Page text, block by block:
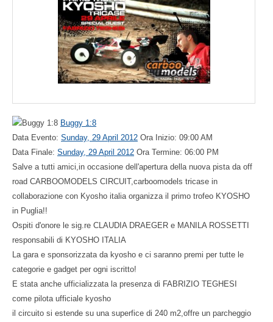
Buggy 1:8
Data Evento: Sunday, 29 April 2012 Ora Inizio: 09:00 AM
Data Finale: Sunday, 29 April 2012 Ora Termine: 06:00 PM
Salve a tutti amici,in occasione dell'apertura della nuova pista da off
road CARBOOMODELS CIRCUIT,carboomodels tricase in
collaborazione con Kyosho italia organizza il primo trofeo KYOSHO
in Puglia!!
Ospiti d'onore le sig.re CLAUDIA DRAEGER e MANILA ROSSETTI
responsabili di KYOSHO ITALIA
La gara e sponsorizzata da kyosho e ci saranno premi per tutte le
categorie e gadget per ogni iscritto!
E stata anche ufficializzata la presenza di FABRIZIO TEGHESI
come pilota ufficiale kyosho
il circuito si estende su una superfice di 240 m2,offre un parcheggio